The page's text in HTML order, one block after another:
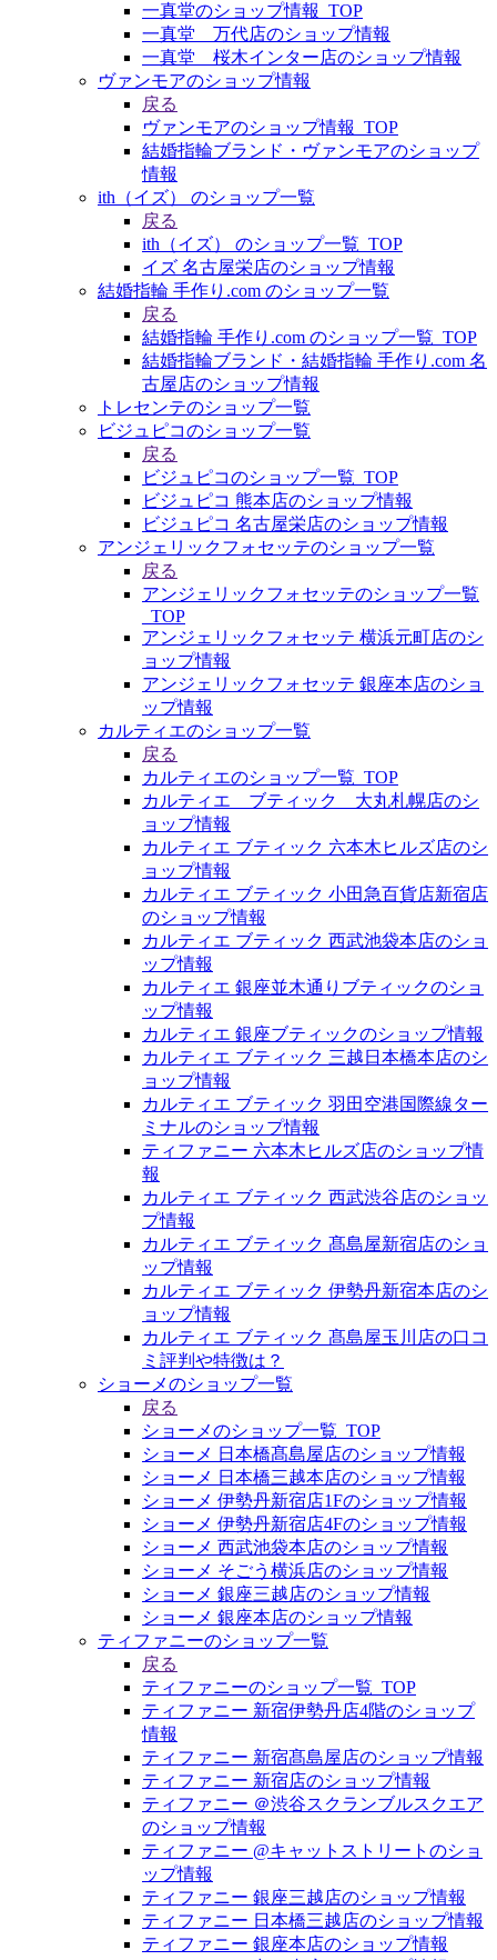
一真堂のショップ情報_TOP
一真堂 万代店のショップ情報
一真堂 桜木インター店のショップ情報
ヴァンモアのショップ情報
戻る
ヴァンモアのショップ情報_TOP
結婚指輪ブランド・ヴァンモアのショップ
情報
ith（イズ） のショップ一覧
戻る
ith（イズ） のショップ一覧_TOP
イズ 名古屋栄店のショップ情報
結婚指輪 手作り.com のショップ一覧
戻る
結婚指輪 手作り.com のショップ一覧_TOP
結婚指輪ブランド・結婚指輪 手作り.com 名
古屋店のショップ情報
トレセンテのショップ一覧
ビジュピコのショップ一覧
戻る
ビジュピコのショップ一覧_TOP
ビジュピコ 熊本店のショップ情報
ビジュピコ 名古屋栄店のショップ情報
アンジェリックフォセッテのショップ一覧
戻る
アンジェリックフォセッテのショップ一覧
_TOP
アンジェリックフォセッテ 横浜元町店のシ
ョップ情報
アンジェリックフォセッテ 銀座本店のショ
ップ情報
カルティエのショップ一覧
戻る
カルティエのショップ一覧_TOP
カルティエ ブティック 大丸札幌店のシ
ョップ情報
カルティエ ブティック 六本木ヒルズ店のシ
ョップ情報
カルティエ ブティック 小田急百貨店新宿店
のショップ情報
カルティエ ブティック 西武池袋本店のショ
ップ情報
カルティエ 銀座並木通りブティックのショ
ップ情報
カルティエ 銀座ブティックのショップ情報
カルティエ ブティック 三越日本橋本店のシ
ョップ情報
カルティエ ブティック 羽田空港国際線ター
ミナルのショップ情報
ティファニー 六本木ヒルズ店のショップ情
報
カルティエ ブティック 西武渋谷店のショッ
プ情報
カルティエ ブティック 髙島屋新宿店のショ
ップ情報
カルティエ ブティック 伊勢丹新宿本店のシ
ョップ情報
カルティエ ブティック 髙島屋玉川店の口コ
ミ評判や特徴は？
ショーメのショップ一覧
戻る
ショーメのショップ一覧_TOP
ショーメ 日本橋髙島屋店のショップ情報
ショーメ 日本橋三越本店のショップ情報
ショーメ 伊勢丹新宿店1Fのショップ情報
ショーメ 伊勢丹新宿店4Fのショップ情報
ショーメ 西武池袋本店のショップ情報
ショーメ そごう横浜店のショップ情報
ショーメ 銀座三越店のショップ情報
ショーメ 銀座本店のショップ情報
ティファニーのショップ一覧
戻る
ティファニーのショップ一覧_TOP
ティファニー 新宿伊勢丹店4階のショップ
情報
ティファニー 新宿髙島屋店のショップ情報
ティファニー 新宿店のショップ情報
ティファニー ＠渋谷スクランブルスクエア
のショップ情報
ティファニー @キャットストリートのショ
ップ情報
ティファニー 銀座三越店のショップ情報
ティファニー 日本橋三越店のショップ情報
ティファニー 銀座本店のショップ情報